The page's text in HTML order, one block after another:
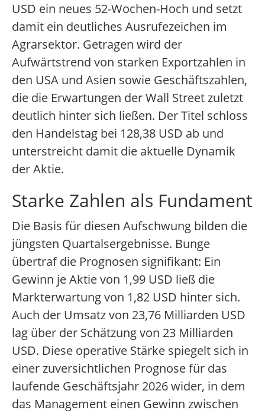
USD ein neues 52-Wochen-Hoch und setzt
damit ein deutliches Ausrufezeichen im
Agrarsektor. Getragen wird der
Aufwärtstrend von starken Exportzahlen in
den USA und Asien sowie Geschäftszahlen,
die die Erwartungen der Wall Street zuletzt
deutlich hinter sich ließen. Der Titel schloss
den Handelstag bei 128,38 USD ab und
unterstreicht damit die aktuelle Dynamik
der Aktie.
Starke Zahlen als Fundament
Die Basis für diesen Aufschwung bilden die
jüngsten Quartalsergebnisse. Bunge
übertraf die Prognosen signifikant: Ein
Gewinn je Aktie von 1,99 USD ließ die
Markterwartung von 1,82 USD hinter sich.
Auch der Umsatz von 23,76 Milliarden USD
lag über der Schätzung von 23 Milliarden
USD. Diese operative Stärke spiegelt sich in
einer zuversichtlichen Prognose für das
laufende Geschäftsjahr 2026 wider, in dem
das Management einen Gewinn zwischen